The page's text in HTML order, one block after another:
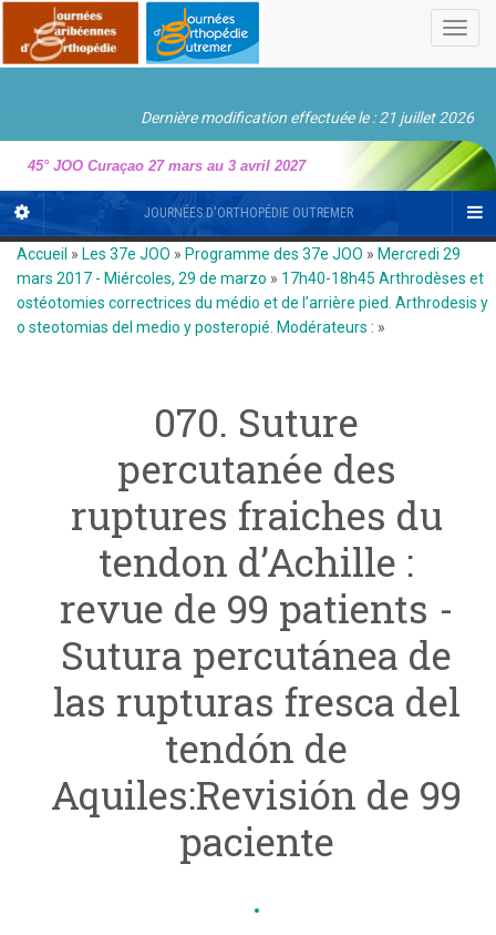
Dernière modification effectuée le : 21 juillet 2026
45° JOO Curaçao 27 mars au 3 avril 2027
JOURNÉES D'ORTHOPÉDIE OUTREMER
Accueil » Les 37e JOO » Programme des 37e JOO » Mercredi 29
mars 2017 - Miércoles, 29 de marzo » 17h40-18h45 Arthrodèses et
ostéotomies correctrices du médio et de l’arrière pied. Arthrodesis y
o steotomias del medio y posteropié. Modérateurs : »
070. Suture
percutanée des
ruptures fraiches du
tendon d’Achille :
revue de 99 patients -
Sutura percutánea de
las rupturas fresca del
tendón de
Aquiles:Revisión de 99
paciente